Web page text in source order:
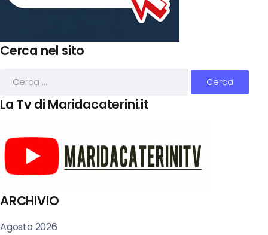
Cerca nel sito
La Tv di Maridacaterini.it
ARCHIVIO
Agosto 2026